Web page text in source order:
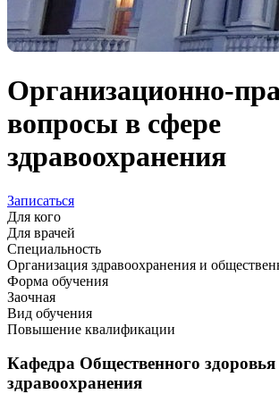
Организационно-
вопросы в сфере
здравоохранения
Записаться
Для кого
Для врачей
Специальность
Организация здравоохранения и
Форма обучения
Заочная
Вид обучения
Повышение квалификации
Кафедра Общественного
здравоохранения